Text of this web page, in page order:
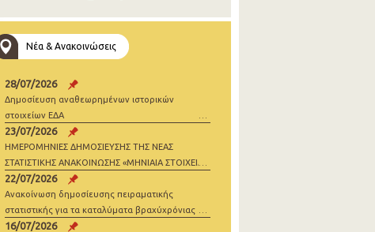
Νέα & Ανακοινώσεις
28/07/2026
Δημοσίευση αναθεωρημένων ιστορικών
στοιχείων ΕΔΑ
23/07/2026
ΗΜΕΡΟΜΗΝΙΕΣ ΔΗΜΟΣΙΕΥΣΗΣ ΤΗΣ ΝΕΑΣ
ΣΤΑΤΙΣΤΙΚΗΣ ΑΝΑΚΟΙΝΩΣΗΣ «ΜΗΝΙΑΙΑ ΣΤΟΙΧΕΙΑ
ΓΕΝΝΗΣΕΩΝ» 2026
22/07/2026
Ανακοίνωση δημοσίευσης πειραματικής
στατιστικής για τα καταλύματα βραχύχρόνιας
μίσθωσης
16/07/2026